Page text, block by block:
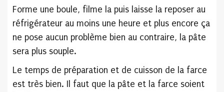
Forme une boule, filme la puis laisse la reposer au
réfrigérateur au moins une heure et plus encore ça
ne pose aucun problème bien au contraire, la pâte
sera plus souple.
Le temps de préparation et de cuisson de la farce
est très bien. Il faut que la pâte et la farce soient